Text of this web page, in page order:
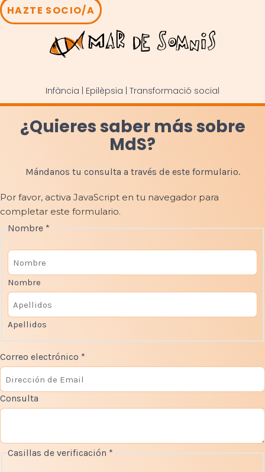
HAZTE SOCIO/A
Infància | Epilèpsia | Transformació social
¿Quieres saber más sobre
MdS?
Mándanos tu consulta a través de este formulario.
Por favor, activa JavaScript en tu navegador para
completar este formulario.
Nombre *
Nombre
Apellidos
Correo electrónico *
e
l
c
t
Consulta
Casillas de verificación *